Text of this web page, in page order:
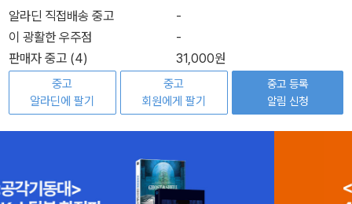
알라딘 직접배송 중고
-
이 광활한 우주점
-
판매자 중고 (4)
31,000원
중고
알라딘에 팔기
중고
회원에게 팔기
중고 등록
알림 신청